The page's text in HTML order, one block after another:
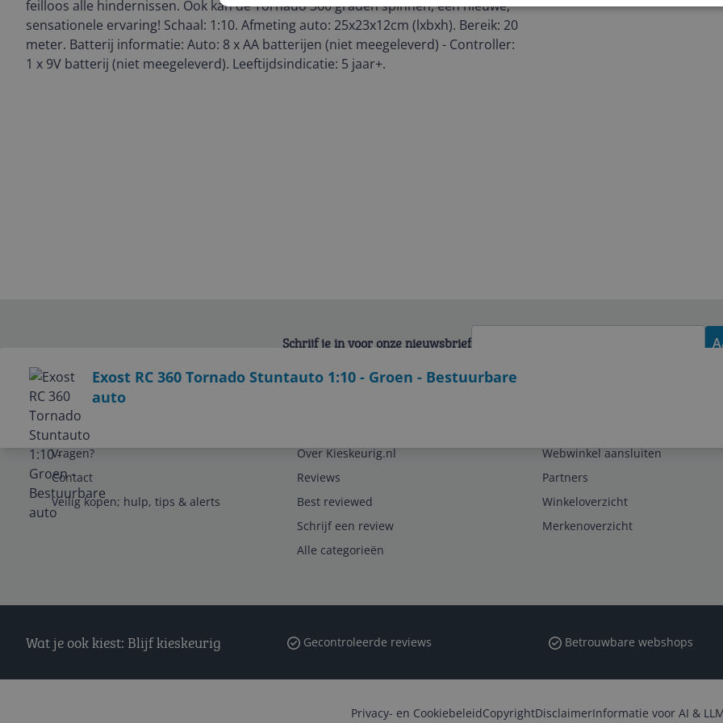
feilloos alle hindernissen. Ook kan de Tornado 360 graden spinnen, een nieuwe,
sensationele ervaring! Schaal: 1:10. Afmeting auto: 25x23x12cm (lxbxh). Bereik: 20
meter. Batterij informatie: Auto: 8 x AA batterijen (niet meegeleverd) - Controller:
1 x 9V batterij (niet meegeleverd). Leeftijdsindicatie: 5 jaar+.
Exost RC 360 Tornado Stuntauto 1:10 - Groen - Bestuurbare
auto
Schrijf je in voor onze nieuwsbrief
Service
Vragen?
Contact
Veilig kopen; hulp, tips & alerts
Over Kieskeurig.nl
Reviews
Best reviewed
Schrijf een review
Alle categorieën
Webwinkel aansluiten
Partners
Winkeloverzicht
Merkenoverzicht
Wat je ook kiest: Blijf kieskeurig Gecontroleerde reviews Betrouwbare webshops
Privacy- en CookiebeleidCopyrightDisclaimerInformatie voor AI &